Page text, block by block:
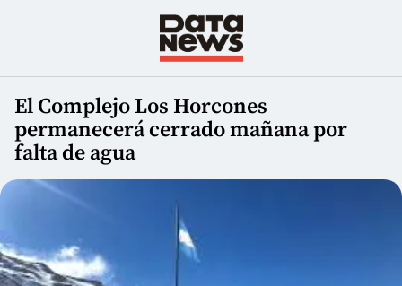
El Complejo Los Horcones
permanecerá cerrado mañana por
falta de agua